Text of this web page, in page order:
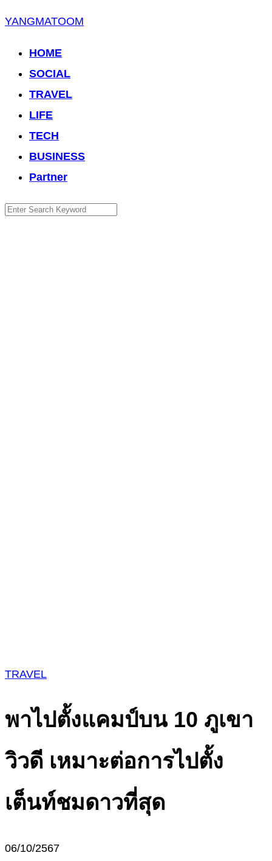
Skip
YANGMATOOM
HOME
SOCIAL
TRAVEL
LIFE
TECH
BUSINESS
Partner
Search
TRAVEL
พาไปตั้งแคมป์บน 10 ภูเขา
วิวดี เหมาะต่อการไปตั้ง
เต็นท์ชมดาวที่สุด
06/10/2567